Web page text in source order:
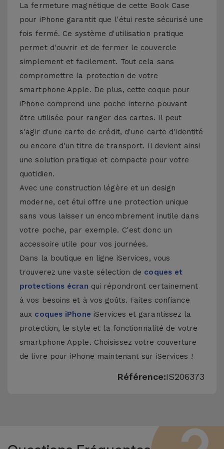
La fermeture magnétique de cette Book Case
pour iPhone garantit que l'étui reste sécurisé une
fois fermé. Ce système d'utilisation pratique
permet d'ouvrir et de fermer le couvercle
simplement et facilement. Tout cela sans
compromettre la protection de votre
smartphone Apple. De plus, cette coque pour
iPhone comprend une poche interne pouvant
être utilisée pour ranger des cartes. Il peut
s'agir d'une carte de crédit, d'une carte d'identité
ou encore d'un titre de transport. Il devient ainsi
une solution pratique et compacte pour votre
quotidien.
Avec une construction légère et un design
moderne, cet étui offre une protection unique
sans vous laisser un encombrement inutile dans
votre poche, par exemple. C'est donc un
accessoire utile pour vos journées.
Dans la boutique en ligne iServices, vous
trouverez une vaste sélection de coques et
protections écran qui répondront certainement
à vos besoins et à vos goûts. Faites confiance
aux coques iPhone iServices et garantissez la
protection, le style et la fonctionnalité de votre
smartphone Apple. Choisissez votre couverture
de livre pour iPhone maintenant sur iServices !
Référence:IS206373